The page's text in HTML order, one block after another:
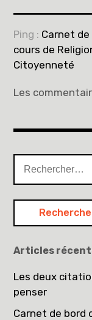
Ping : Carnet de
cours de
Citoyenneté
Les
Articles
Les deux
penser
Carnet de bord